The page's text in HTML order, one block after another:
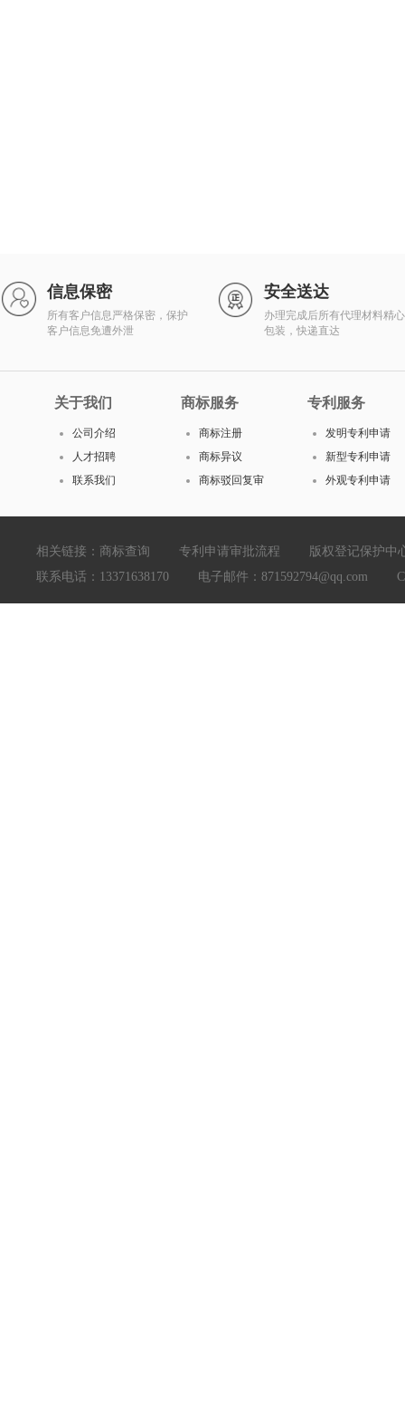
信息保密
所有客户信息严格保密，保护
客户信息免遭外泄
安全送达
办理完成后所有代理材料精心
包装，快递直达
关于我们
公司介绍
人才招聘
联系我们
商标服务
商标注册
商标异议
商标驳回复审
专利服务
发明专利申请
新型专利申请
外观专利申请
相关链接： 商标查询 专利申请审批流程
版权登记保护中
联系电话：13371638170 电子邮件：871592794@qq.com